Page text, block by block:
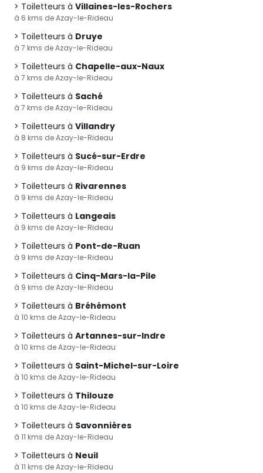
Toiletteurs à Villaines-les-Rochers
à 6 kms de Azay-le-Rideau
Toiletteurs à Druye
à 7 kms de Azay-le-Rideau
Toiletteurs à Chapelle-aux-Naux
à 7 kms de Azay-le-Rideau
Toiletteurs à Saché
à 7 kms de Azay-le-Rideau
Toiletteurs à Villandry
à 8 kms de Azay-le-Rideau
Toiletteurs à Sucé-sur-Erdre
à 9 kms de Azay-le-Rideau
Toiletteurs à Rivarennes
à 9 kms de Azay-le-Rideau
Toiletteurs à Langeais
à 9 kms de Azay-le-Rideau
Toiletteurs à Pont-de-Ruan
à 9 kms de Azay-le-Rideau
Toiletteurs à Cinq-Mars-la-Pile
à 9 kms de Azay-le-Rideau
Toiletteurs à Bréhémont
à 10 kms de Azay-le-Rideau
Toiletteurs à Artannes-sur-Indre
à 10 kms de Azay-le-Rideau
Toiletteurs à Saint-Michel-sur-Loire
à 10 kms de Azay-le-Rideau
Toiletteurs à Thilouze
à 10 kms de Azay-le-Rideau
Toiletteurs à Savonnières
à 11 kms de Azay-le-Rideau
Toiletteurs à Neuil
à 11 kms de Azay-le-Rideau